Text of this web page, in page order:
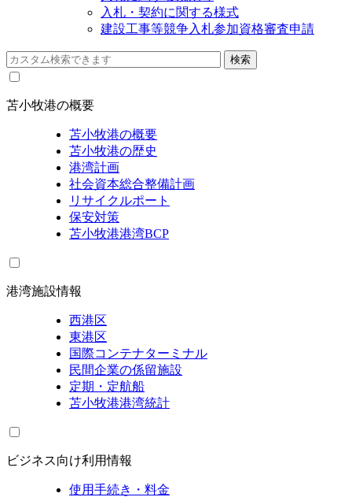
入札・契約に関する様式
建設工事等競争入札参加資格審査申請
苫小牧港の概要
苫小牧港の概要
苫小牧港の歴史
港湾計画
社会資本総合整備計画
リサイクルポート
保安対策
苫小牧港港湾BCP
港湾施設情報
西港区
東港区
国際コンテナターミナル
民間企業の係留施設
定期・定航船
苫小牧港港湾統計
ビジネス向け利用情報
使用手続き・料金